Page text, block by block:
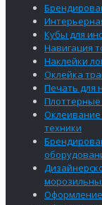
Кубы для
Навигация
Наклейки
Оклейка
Печать для
Плоттерные
техники